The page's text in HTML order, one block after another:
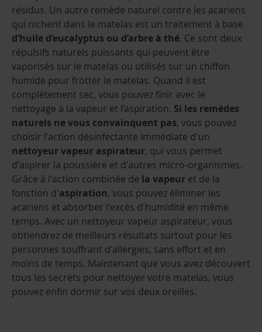
résidus. Un autre remède naturel contre les acariens
qui nichent dans le matelas est un traitement à base
d’huile d’eucalyptus ou d’arbre à thé. Ce sont deux
répulsifs naturels puissants qui peuvent être
vaporisés sur le matelas ou utilisés sur un chiffon
humide pour frotter le matelas. Quand il est
complètement sec, vous pouvez finir avec le
nettoyage à la vapeur et l’aspiration. Si les remèdes
naturels ne vous convainquent pas, vous pouvez
choisir l'action désinfectante immédiate d'un
nettoyeur vapeur aspirateur, qui vous permet
d'aspirer la poussière et d'autres micro-organismes.
Grâce à l'action combinée de la vapeur et de la
fonction d'aspiration, vous pouvez éliminer les
acariens et absorber l'excès d'humidité en même
temps. Avec un nettoyeur vapeur aspirateur, vous
obtiendrez de meilleurs résultats surtout pour les
personnes souffrant d'allergies, sans effort et en
moins de temps. Maintenant que vous avez découvert
tous les secrets pour nettoyer votre matelas, vous
pouvez enfin dormir sur vos deux oreilles.